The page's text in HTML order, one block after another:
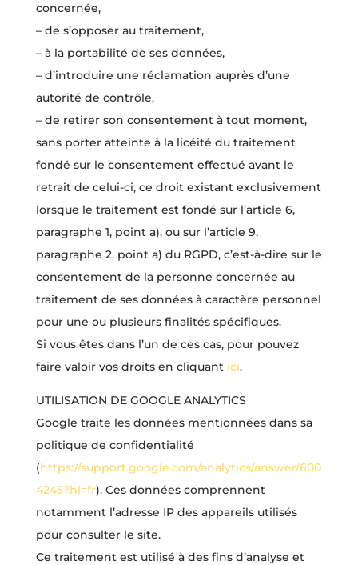
concernée,
– de s’opposer au traitement,
– à la portabilité de ses données,
– d’introduire une réclamation auprès d’une
autorité de contrôle,
– de retirer son consentement à tout moment,
sans porter atteinte à la licéité du traitement
fondé sur le consentement effectué avant le
retrait de celui-ci, ce droit existant exclusivement
lorsque le traitement est fondé sur l’article 6,
paragraphe 1, point a), ou sur l’article 9,
paragraphe 2, point a) du RGPD, c’est-à-dire sur le
consentement de la personne concernée au
traitement de ses données à caractère personnel
pour une ou plusieurs finalités spécifiques.
Si vous êtes dans l’un de ces cas, pour pouvez
faire valoir vos droits en cliquant ici.
UTILISATION DE GOOGLE ANALYTICS
Google traite les données mentionnées dans sa
politique de confidentialité
(https://support.google.com/analytics/answer/600
4245?hl=fr). Ces données comprennent
notamment l’adresse IP des appareils utilisés
pour consulter le site.
Ce traitement est utilisé à des fins d’analyse et